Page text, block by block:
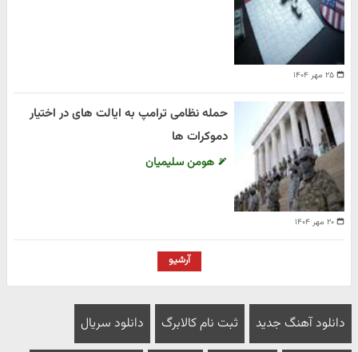
۲۵ مهر ۱۴۰۴
۲۰ مهر ۱۴۰۴
حمله نظامی ترامپ به ایالت های در اختیار
دموکرات ها
هومن سلیمیان
آرشیو
دانلود آهنگ جدید ثبت نام کالابرگ دانلود سریال